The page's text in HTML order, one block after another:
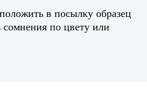
в посылку образец
по цвету или